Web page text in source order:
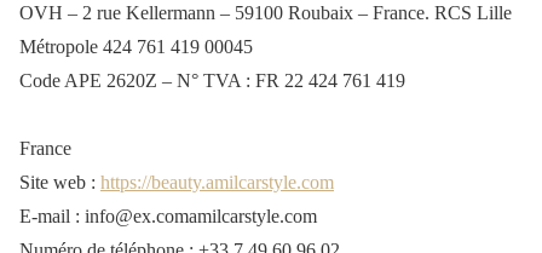
OVH – 2 rue Kellermann – 59100 Roubaix – France. RCS Lille
Métropole 424 761 419 00045
Code APE 2620Z – N° TVA : FR 22 424 761 419
France
Site web : https://beauty.amilcarstyle.com
E-mail : info@ex.comamilcarstyle.com